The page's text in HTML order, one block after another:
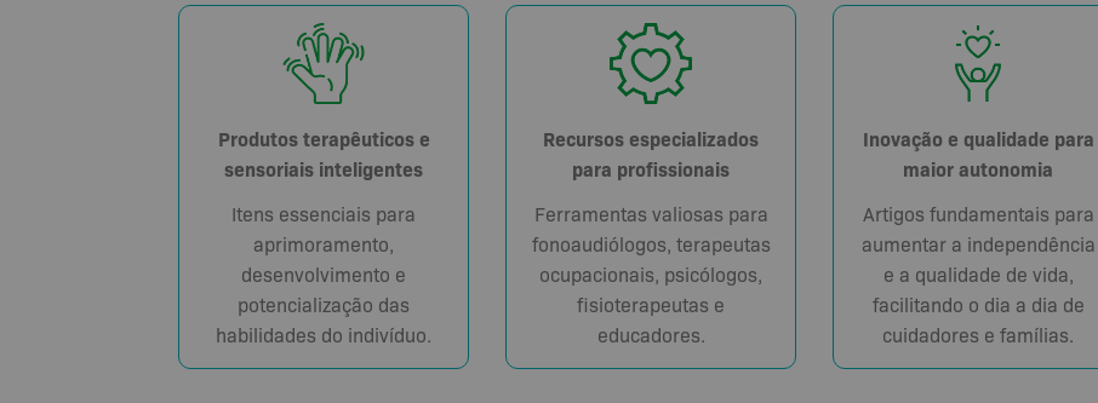
Produtos terapêuticos e
sensoriais inteligentes
Itens essenciais para
aprimoramento,
desenvolvimento e
potencialização das
habilidades do indivíduo.
Recursos especializados
para profissionais
Ferramentas valiosas para
fonoaudiólogos, terapeutas
ocupacionais, psicólogos,
fisioterapeutas e
educadores.
Inovação e qualidade para
maior autonomia
Artigos fundamentais para
aumentar a independência
e a qualidade de vida,
facilitando o dia a dia de
cuidadores e famílias.